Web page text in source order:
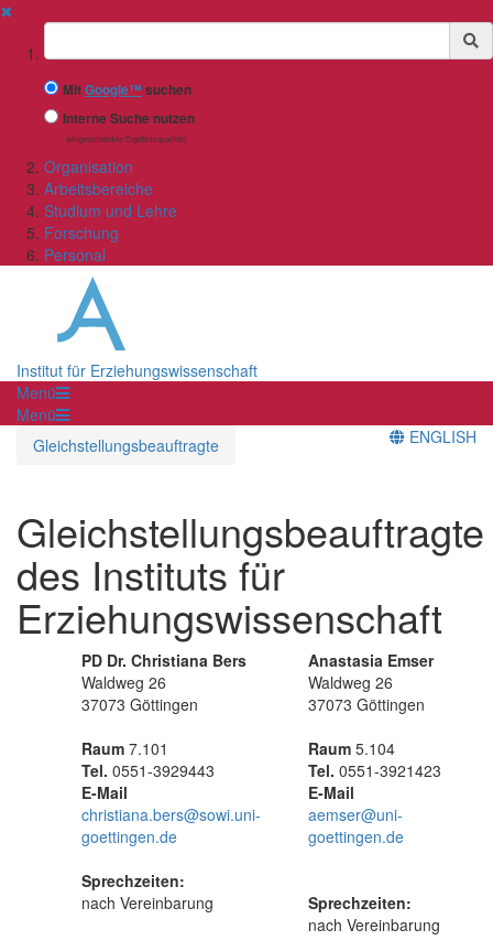
✖
Suchbegriff
MitGoogle™ suchen
Interne Suche nutzen
(eingeschränkte Ergebnisqualität)
Organisation
Arbeitsbereiche
Studium und Lehre
Forschung
Personal
Institut für Erziehungswissenschaft
Menü
Menü
Gleichstellungsbeauftragte
ENGLISH
Gleichstellungsbeauftragte
des Instituts für
Erziehungswissenschaft
PD Dr. Christiana Bers
Waldweg 26
37073 Göttingen
Raum 7.101
Tel. 0551-3929443
E-Mail
christiana.bers@sowi.uni-
goettingen.de
Sprechzeiten:
nach Vereinbarung
Anastasia Emser
Waldweg 26
37073 Göttingen
Raum 5.104
Tel. 0551-3921423
E-Mail
aemser@uni-
goettingen.de
Sprechzeiten:
nach Vereinbarung